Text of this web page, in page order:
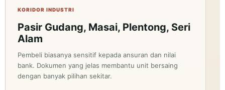
KORIDOR INDUSTRI
Pasir Gudang, Masai, Plentong, Seri
Alam
Pembeli biasanya sensitif kepada ansuran dan nilai
bank. Dokumen yang jelas membantu unit bersaing
dengan banyak pilihan sekitar.